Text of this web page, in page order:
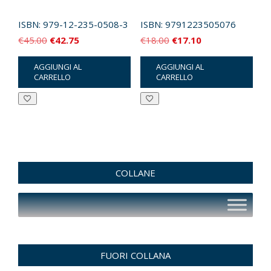
ISBN: 979-12-235-0508-3
€45.00 Il
prezzo
originale
era:
€42.75Il
prezzo
attuale
è:
AGGIUNGI AL
CARRELLO
ISBN: 9791223505076
€18.00 Il
prezzo
originale
era:
€17.10Il
prezzo
attuale
è:
AGGIUNGI AL
CARRELLO
COLLANE
FUORI COLLANA